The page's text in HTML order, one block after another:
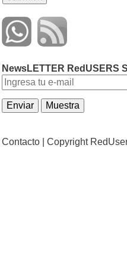
NewsLETTER RedUSERS
Contacto | Copyright